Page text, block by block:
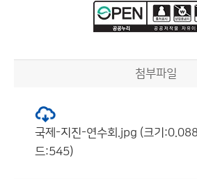
첨부파일
국제-지진-연수회.jpg (크기
드:545)